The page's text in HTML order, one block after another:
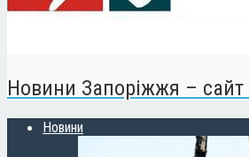
Новини Запоріжжя – сайт
Новини